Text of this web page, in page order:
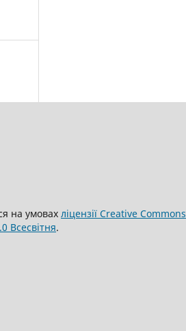
на умовах ліцензії Creative Commons
Всесвітня.